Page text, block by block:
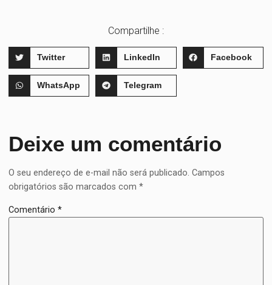
Compartilhe :
Twitter LinkedIn Facebook
WhatsApp Telegram
Deixe um comentário
O seu endereço de e-mail não será publicado. Campos
obrigatórios são marcados com*
Comentário*